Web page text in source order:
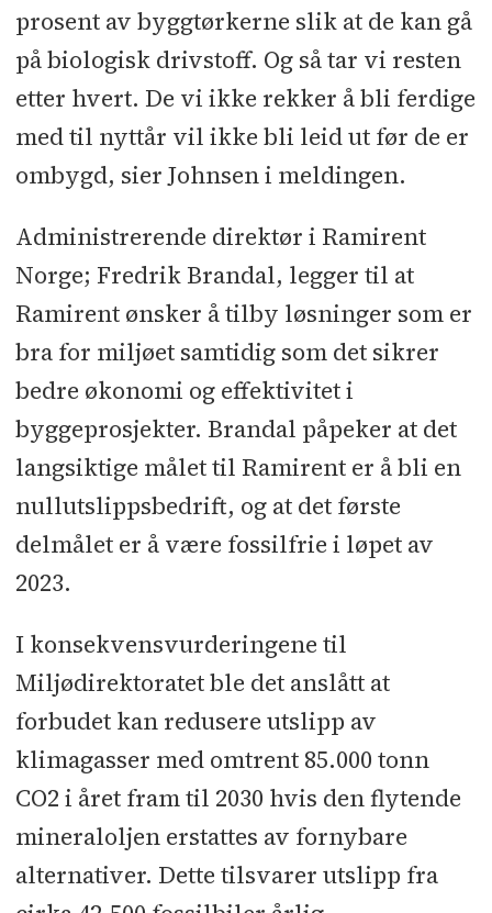
prosent av byggtørkerne slik at de kan gå
på biologisk drivstoff. Og så tar vi resten
etter hvert. De vi ikke rekker å bli ferdige
med til nyttår vil ikke bli leid ut før de er
ombygd, sier Johnsen i meldingen.
Administrerende direktør i Ramirent
Norge; Fredrik Brandal, legger til at
Ramirent ønsker å tilby løsninger som er
bra for miljøet samtidig som det sikrer
bedre økonomi og effektivitet i
byggeprosjekter. Brandal påpeker at det
langsiktige målet til Ramirent er å bli en
nullutslippsbedrift, og at det første
delmålet er å være fossilfrie i løpet av
2023.
I konsekvensvurderingene til
Miljødirektoratet ble det anslått at
forbudet kan redusere utslipp av
klimagasser med omtrent 85.000 tonn
CO2 i året fram til 2030 hvis den flytende
mineraloljen erstattes av fornybare
alternativer. Dette tilsvarer utslipp fra